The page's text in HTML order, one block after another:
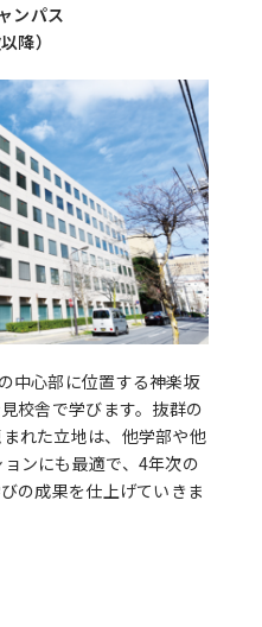
ンパス
降）
中心部に位置する神楽坂
校舎で学びます。抜群の
れた立地は、他学部や他
ンにも最適で、4年次の
の成果を仕上げていきま